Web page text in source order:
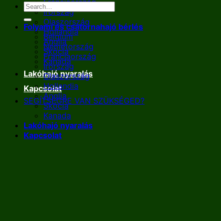
Franciaország
Írország
Olaszország
Hollandia
Anglia
Skócia
Kanada
Lakóhajó nyaralás
Kapcsolat
SEGÍTSÉGRE VAN SZÜKSÉGED?
Folyami és csatornahajó bérlés
Belgium
Németország
Franciaország
Írország
Olaszország
Hollandia
Anglia
Skócia
Kanada
Lakóhajó nyaralás
Kapcsolat